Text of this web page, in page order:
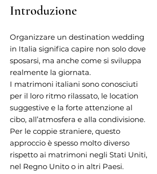
Introduzione
Organizzare un destination wedding
in Italia significa capire non solo dove
sposarsi, ma anche come si sviluppa
realmente la giornata.
I matrimoni italiani sono conosciuti
per il loro ritmo rilassato, le location
suggestive e la forte attenzione al
cibo, all’atmosfera e alla condivisione.
Per le coppie straniere, questo
approccio è spesso molto diverso
rispetto ai matrimoni negli Stati Uniti,
nel Regno Unito o in altri Paesi.